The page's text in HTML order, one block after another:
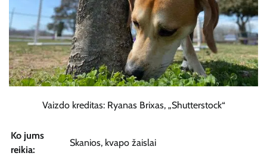
Vaizdo kreditas: Ryanas Brixas, „Shutterstock“
Ko jums
reikia:
Skanios, kvapo žaislai